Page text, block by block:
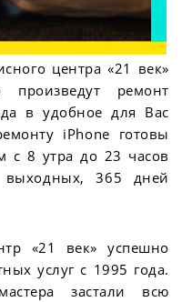
центра «21 век»
произведут ремонт
в удобное для Вас
iPhone готовы
с 8 утра до 23 часов
365 дней
«21 век» успешно
услуг с 1995 года.
застали всю